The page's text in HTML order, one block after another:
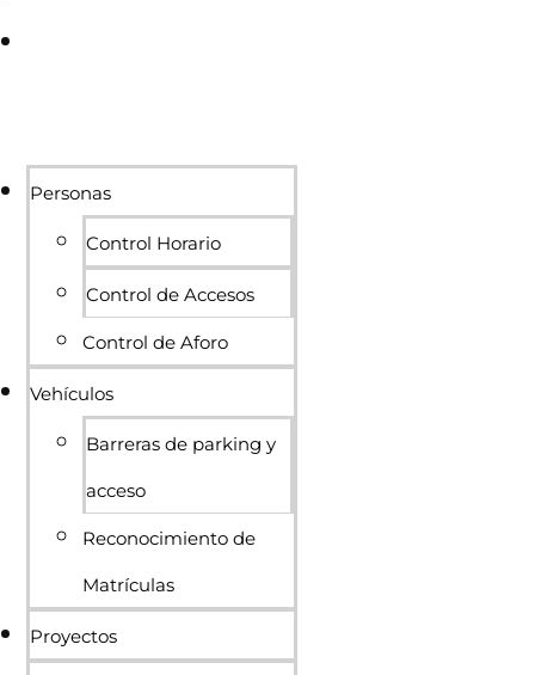
Personas
Control Horario
Control de Accesos
Control de Aforo
Vehículos
Barreras de parking y
acceso
Reconocimiento de
Matrículas
Proyectos